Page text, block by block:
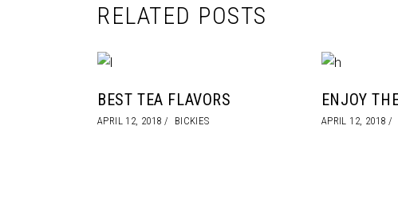
RELATED POSTS
BEST TEA FLAVORS
APRIL 12, 2018 BICKIES
ENJOY
APRIL 12, 2018